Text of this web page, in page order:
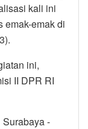
kali ini
emak-emak di
ini,
II DPR RI
-